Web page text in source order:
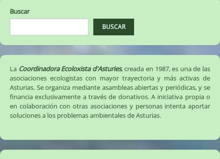
Buscar
BUSCAR
La Coordinadora Ecoloxista d'Asturies, creada en 1987, es una de las
asociaciones ecologistas con mayor trayectoria y más activas de
Asturias. Se organiza mediante asambleas abiertas y periódicas, y se
financia exclusivamente a través de donativos. A iniciativa propia o
en colaboración con otras asociaciones y personas intenta aportar
soluciones a los problemas ambientales de Asturias.